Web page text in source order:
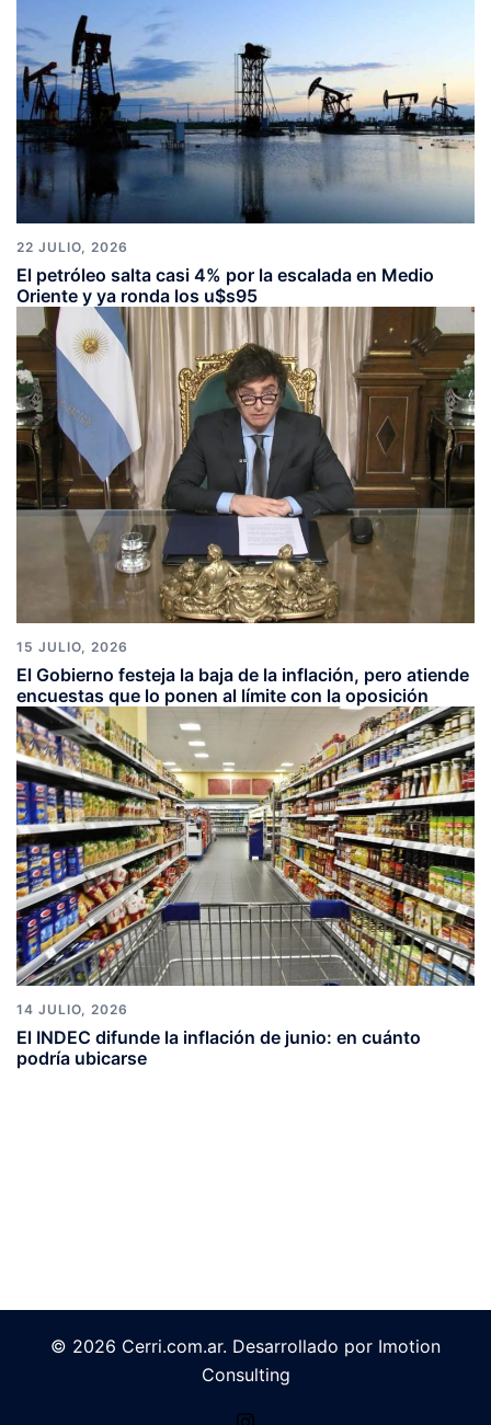
22 JULIO, 2026
El petróleo salta casi 4% por la escalada en Medio
Oriente y ya ronda los u$s95
15 JULIO, 2026
El Gobierno festeja la baja de la inflación, pero atiende
encuestas que lo ponen al límite con la oposición
14 JULIO, 2026
El INDEC difunde la inflación de junio: en cuánto
podría ubicarse
© 2026 Cerri.com.ar. Desarrollado por Imotion
Consulting